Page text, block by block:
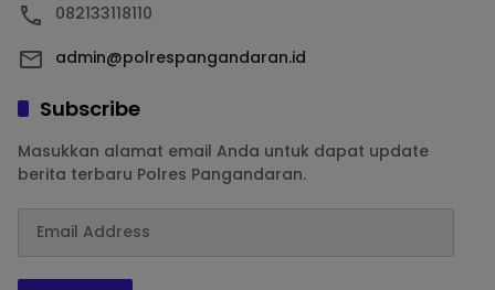
082133118110
admin@polrespangandaran.id
Subscribe
Masukkan alamat email Anda untuk dapat update
berita terbaru Polres Pangandaran.